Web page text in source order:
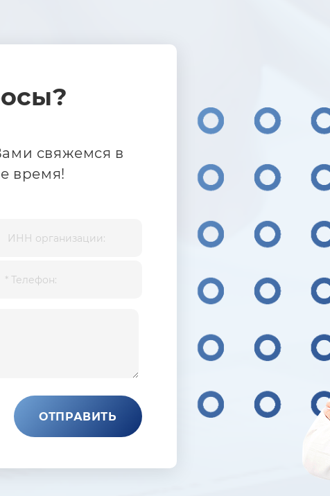
свяжемся в
время!
ОТПРАВИТЬ